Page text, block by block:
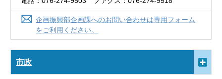
企画振興部企画課へのお問い合わせは専用フォーム
をご利用ください。
市政